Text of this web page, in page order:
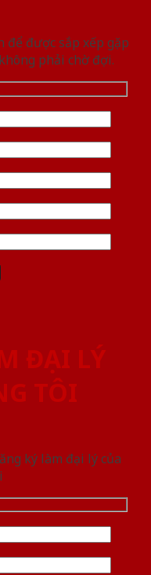
để được sắp xếp gặp
phải chờ đợi.
ĐẠI LÝ
TÔI
ký làm đại lý của